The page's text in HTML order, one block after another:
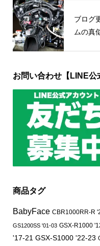
ブログ
ムの真
お問い合わせ【LINE公
商品タグ
BabyFace CBR1000RR-R
GS1200SS '01-03 GSX-R1000
'17-21 GSX-S1000 '22-23